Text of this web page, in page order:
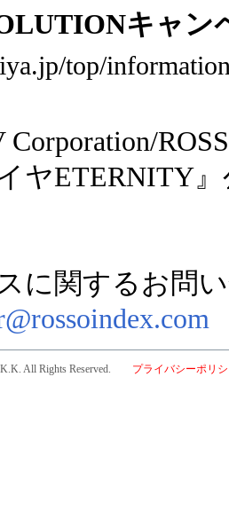
キャ
top/
Corporation/
ヤETERNITY
に関するお問